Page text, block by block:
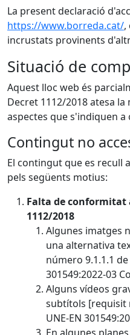
La present declaració
https://www.borreda.cat/,
incrustats provinents
Situació de
Aquest lloc web és
Decret 1112/2018 atesa
aspectes que s'indiquen a
Contingut no
El contingut que es recull
pels següents motius:
Falta de conformitat
1112/2018
Algunes imatges
una alternativa
número 9.1.1.1
301549:2022-03
Alguns vídeos
subtítols [requisit
UNE-EN